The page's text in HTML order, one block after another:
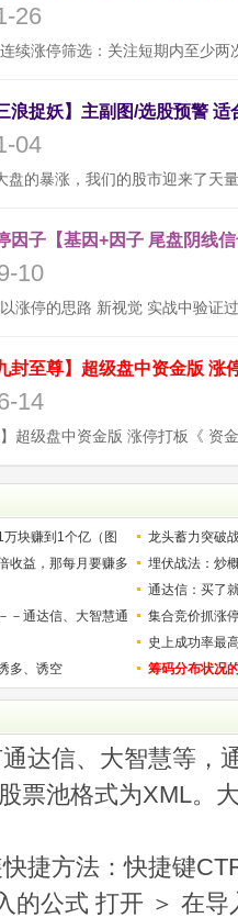
26
04
因子【基因+因子 尾盘阴线
10
14
块赚到1个亿（图
龙头蓄力突破
的技巧（图解
收益，那每月要赚多
埋伏战法：炒
通达信：买了
－通达信、大智慧通
集合竞价抓涨
史上成功率最
称选股法宝！
多、诱空 筹码分布状况
达信、大智慧等，
票池格式为XML。
捷方法：快捷键
的公式 打开 ＞ 在